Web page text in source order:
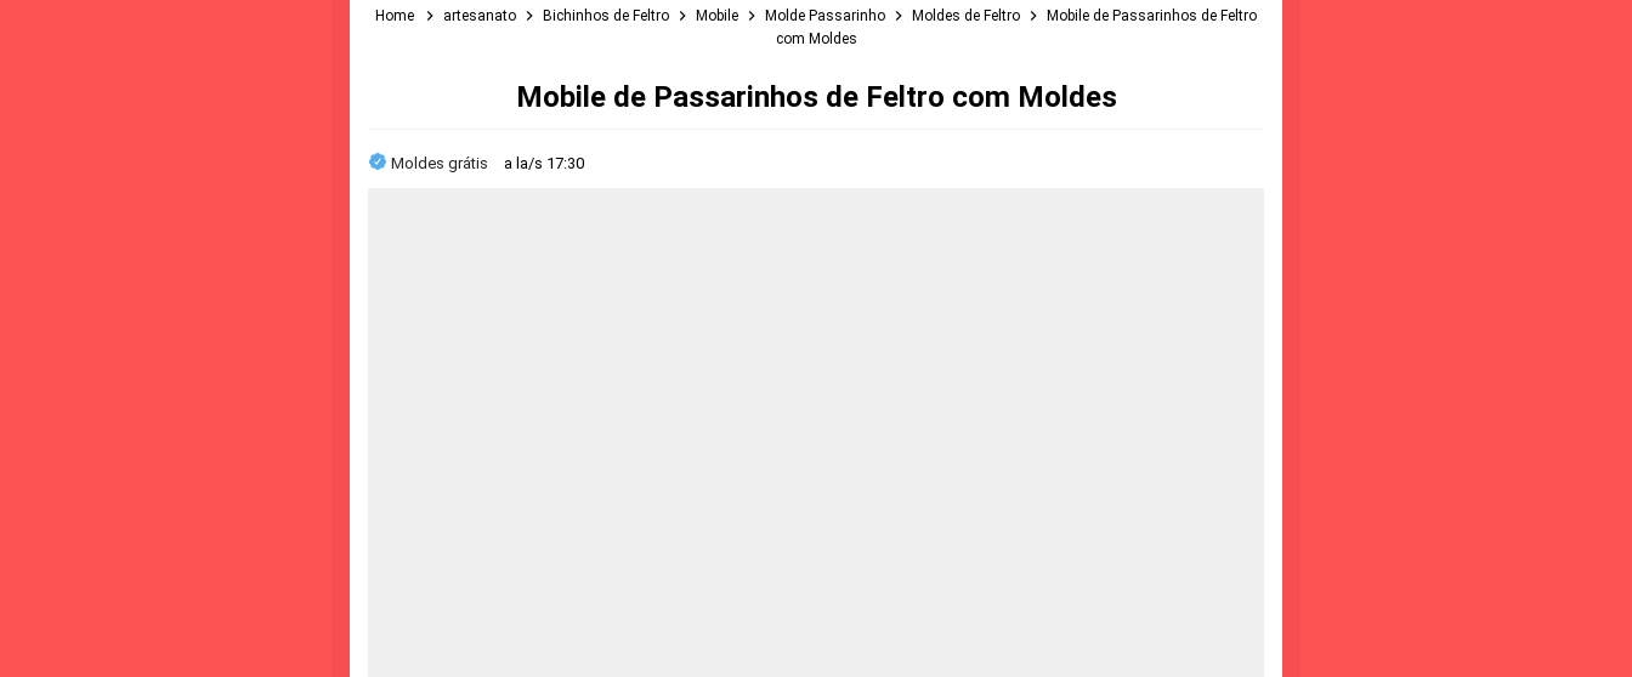
Home artesanato Bichinhos de Feltro Mobile Molde Passarinho Moldes de Feltro
Mobile de Passarinhos de Feltro
com Moldes
Mobile de Passarinhos de Feltro com Moldes
Moldes grátis a la/s 17:30